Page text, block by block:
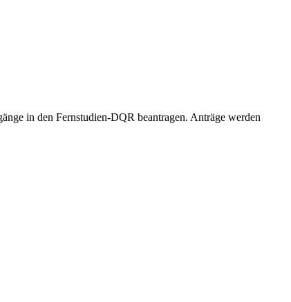
in den Fernstudien-DQR beantragen. Anträge werden